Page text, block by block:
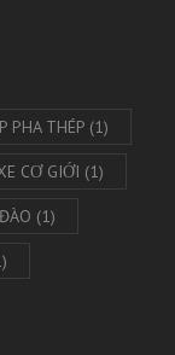
PHA THÉP (1)
CƠ GIỚI (1)
(1)